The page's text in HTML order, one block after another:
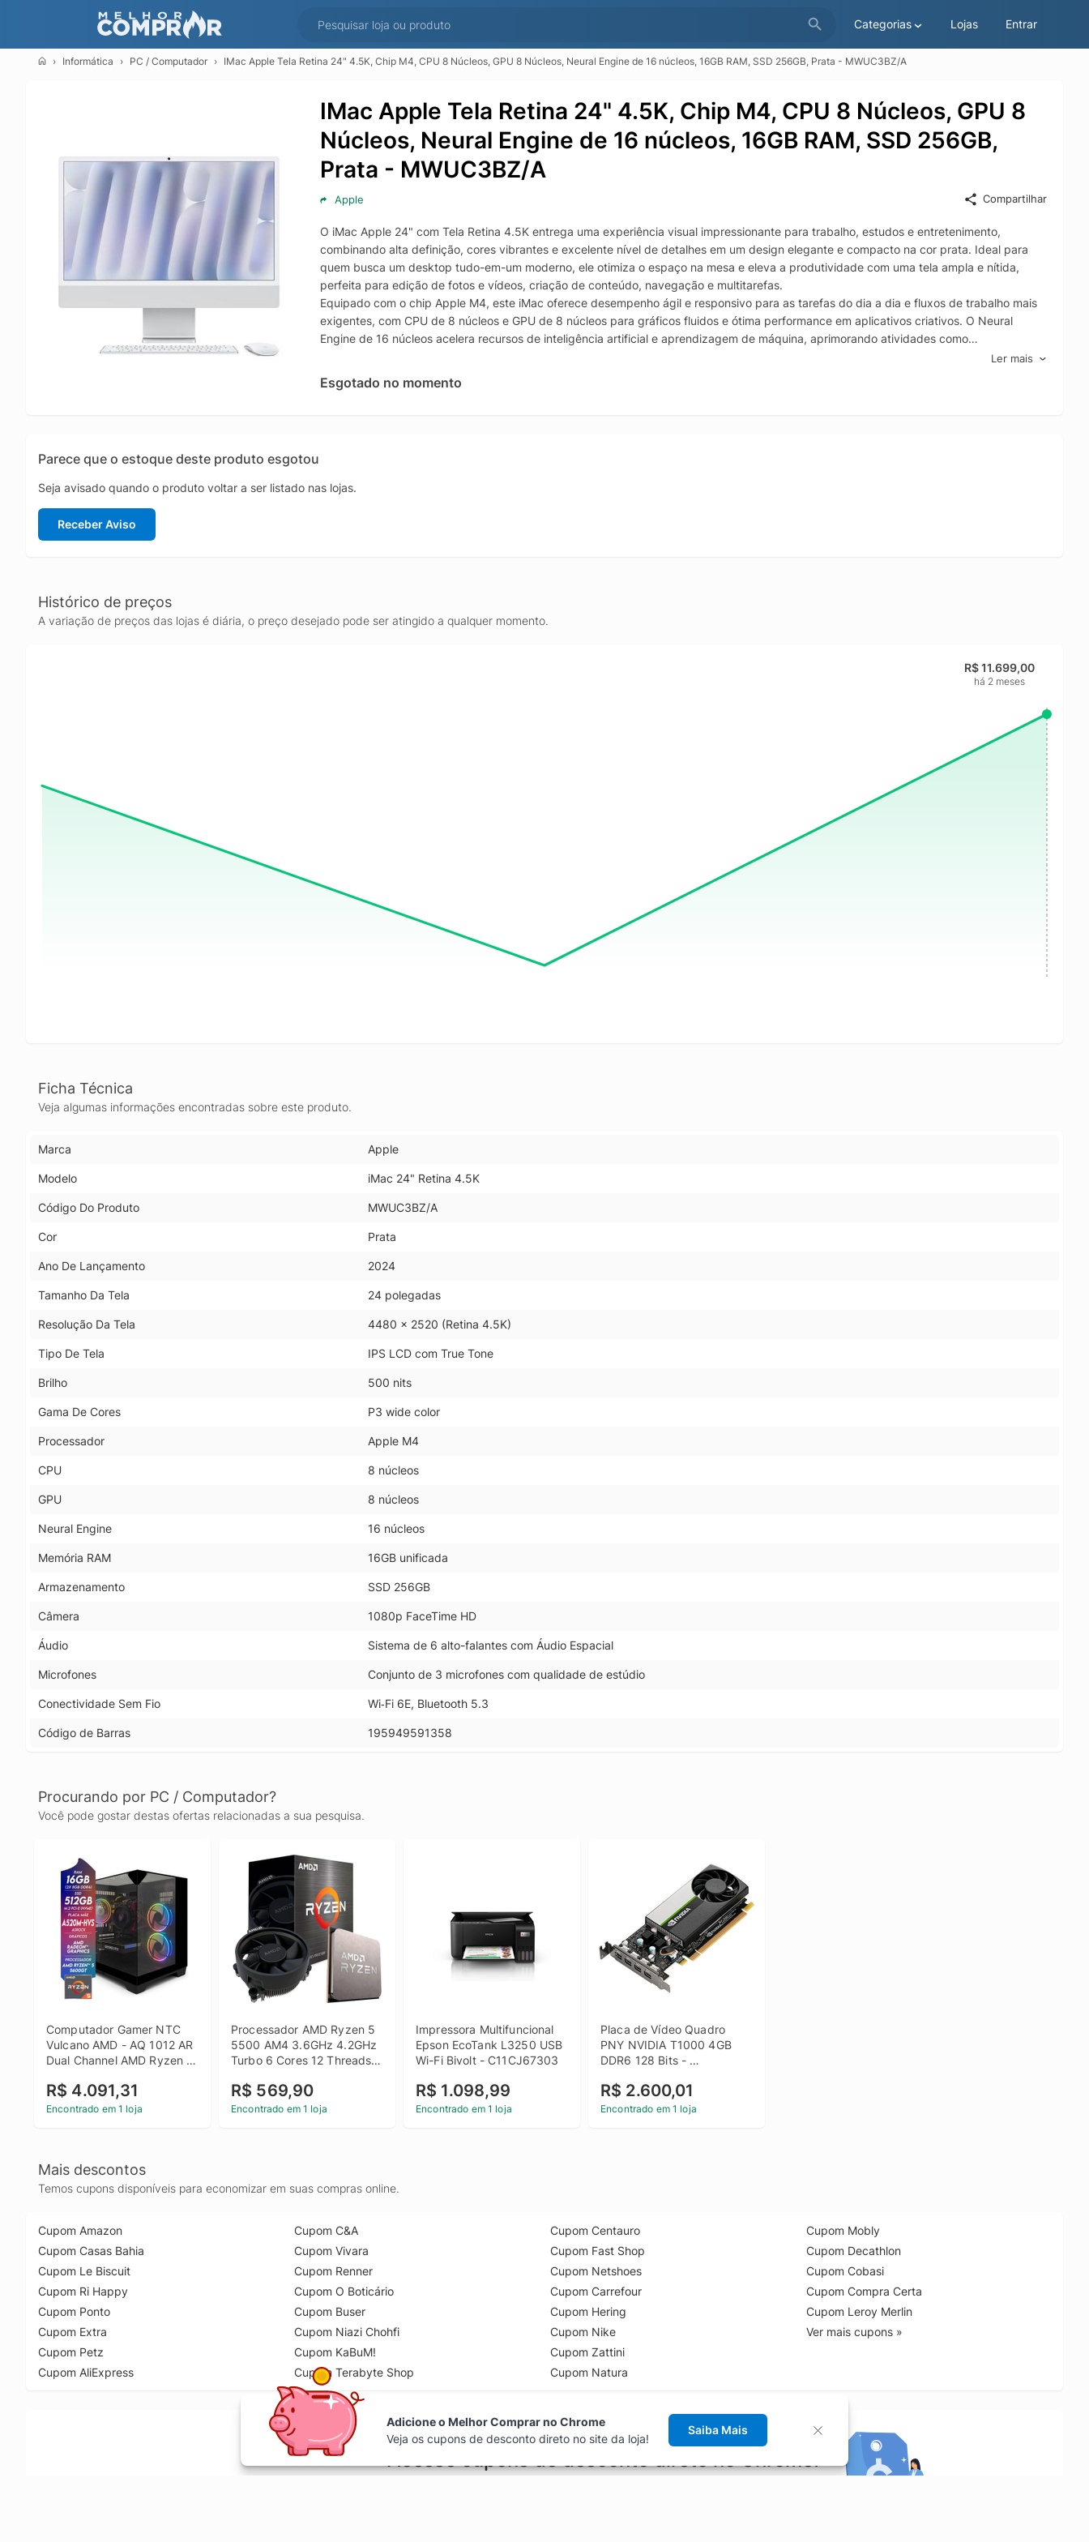
Categorias Lojas Entrar
Informática PC / Computador IMac Apple Tela Retina 24" 4.5K, Chip M4, CPU 8 Núcleos, GPU 8 Núcleos, Neural Engine de 16 núcleos, 16GB RAM, SSD 256GB, Prata - MWUC3BZ/A
IMac Apple Tela Retina 24" 4.5K, Chip M4, CPU 8 Núcleos, GPU 8
Núcleos, Neural Engine de 16 núcleos, 16GB RAM, SSD 256GB,
Prata - MWUC3BZ/A
Apple Compartilhar
O iMac Apple 24" com Tela Retina 4.5K entrega uma experiência visual impressionante para trabalho, estudos e entretenimento,
combinando alta definição, cores vibrantes e excelente nível de detalhes em um design elegante e compacto na cor prata. Ideal para
quem busca um desktop tudo-em-um moderno, ele otimiza o espaço na mesa e eleva a produtividade com uma tela ampla e nítida,
perfeita para edição de fotos e vídeos, criação de conteúdo, navegação e multitarefas.
Equipado com o chip Apple M4, este iMac oferece desempenho ágil e responsivo para as tarefas do dia a dia e fluxos de trabalho mais
exigentes, com CPU de 8 núcleos e GPU de 8 núcleos para gráficos fluidos e ótima performance em aplicativos criativos. O Neural
Engine de 16 núcleos acelera recursos de inteligência artificial e aprendizagem de máquina, aprimorando atividades como
processamento de imagem, reconhecimento e automações, além de contribuir para uma experiência mais rápida em apps compatíveis.
Com 16GB de memória RAM, o iMac garante maior fluidez ao alternar entre diversos aplicativos e manter várias abas e projetos abertos,
enquanto o SSD de 256GB proporciona inicialização rápida do sistema, abertura veloz de programas e acesso ágil aos arquivos. Uma
Ler mais
Esgotado no momento
Parece que o estoque deste produto esgotou
Seja avisado quando o produto voltar a ser listado nas lojas.
Receber Aviso
Histórico de preços
A variação de preços das lojas é diária, o preço desejado pode ser atingido a qualquer momento.
R$ 11.699,00
há 2 meses
Ficha Técnica
Veja algumas informações encontradas sobre este produto.
Marca Apple
Modelo iMac 24" Retina 4.5K
Código Do Produto MWUC3BZ/A
Cor Prata
Ano De Lançamento 2024
Tamanho Da Tela 24 polegadas
Resolução Da Tela 4480 x 2520 (Retina 4.5K)
Tipo De Tela IPS LCD com True Tone
Brilho 500 nits
Gama De Cores P3 wide color
Processador Apple M4
CPU 8 núcleos
GPU 8 núcleos
Neural Engine 16 núcleos
Memória RAM 16GB unificada
Armazenamento SSD 256GB
Câmera 1080p FaceTime HD
Áudio Sistema de 6 alto-falantes com Áudio Espacial
Microfones Conjunto de 3 microfones com qualidade de estúdio
Conectividade Sem Fio Wi‑Fi 6E, Bluetooth 5.3
Código de Barras 195949591358
Procurando por PC / Computador?
Você pode gostar destas ofertas relacionadas a sua pesquisa.
Computador Gamer NTC
Vulcano AMD - AQ 1012 AR
Dual Channel AMD Ryzen 5
Radeon Graphics 512GB
SSD C/ 3 Fans
R$ 4.091,31
Encontrado em 1 loja
Processador AMD Ryzen 5
5500 AM4 3.6GHz 4.2GHz
Turbo 6 Cores 12 Threads
R$ 569,90
Encontrado em 1 loja
Impressora Multifuncional
Epson EcoTank L3250 USB
Wi-Fi Bivolt - C11CJ67303
R$ 1.098,99
Encontrado em 1 loja
Placa de Vídeo Quadro
PNY NVIDIA T1000 4GB
DDR6 128 Bits -
R$ 2.600,01
Encontrado em 1 loja
Mais descontos
Temos cupons disponíveis para economizar em suas compras online.
Cupom Amazon
Cupom Casas Bahia
Cupom Le Biscuit
Cupom Ri Happy
Cupom Ponto
Cupom Extra
Cupom Petz
Cupom AliExpress
Cupom C&A
Cupom Vivara
Cupom Renner
Cupom O Boticário
Cupom Buser
Cupom Niazi Chohfi
Cupom KaBuM!
Cupom Terabyte Shop
Cupom Centauro
Cupom Fast Shop
Cupom Netshoes
Cupom Carrefour
Cupom Hering
Cupom Nike
Cupom Zattini
Cupom Natura
Cupom Mobly
Cupom Decathlon
Cupom Cobasi
Cupom Compra Certa
Cupom Leroy Merlin
Ver mais cupons »
Acesse cupons de desconto direto no Chrome!
Adicione o Melhor Comprar no Chrome
Veja os cupons de desconto direto no site da loja!
Saiba Mais